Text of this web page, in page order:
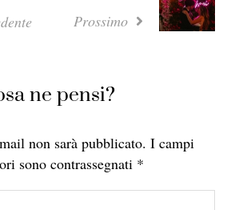
Prossimo
ne pensi?
non sarà pubblicato. I campi
sono contrassegnati *